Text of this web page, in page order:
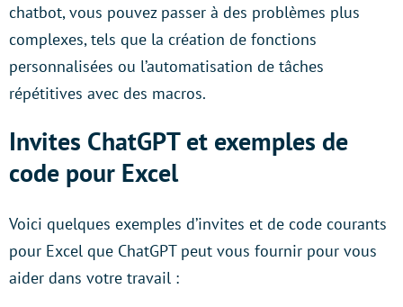
chatbot, vous pouvez passer à des problèmes plus
complexes, tels que la création de fonctions
personnalisées ou l’automatisation de tâches
répétitives avec des macros.
Invites ChatGPT et exemples de
code pour Excel
Voici quelques exemples d’invites et de code courants
pour Excel que ChatGPT peut vous fournir pour vous
aider dans votre travail :